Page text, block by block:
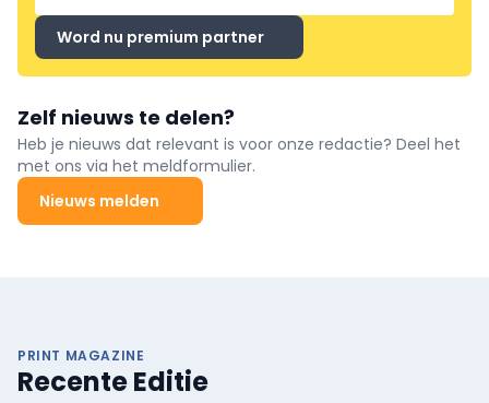
Word nu premium partner
Zelf nieuws te delen?
Heb je nieuws dat relevant is voor onze redactie? Deel het
met ons via het meldformulier.
Nieuws melden
PRINT MAGAZINE
Recente Editie